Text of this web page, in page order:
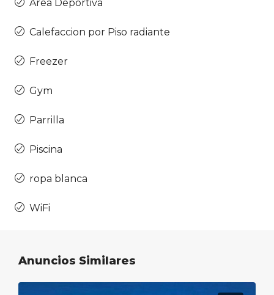
Area Deportiva
Calefaccion por Piso radiante
Freezer
Gym
Parrilla
Piscina
ropa blanca
WiFi
Anuncios Similares